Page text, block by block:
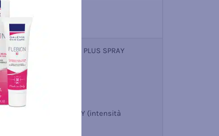
9006-ALOE VERA FORTE PLUS SPRAY
(intensità prodotto 19)
In casi eccezionali
9002-FORTE MAX SPRAY (intensità